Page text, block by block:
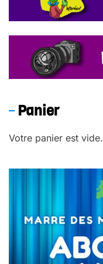
Panier
Votre panier est vide.